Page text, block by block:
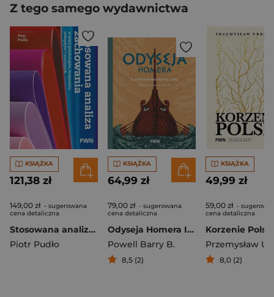
Z tego samego wydawnictwa
KSIĄŻKA
121,38 zł
149,00 zł - sugerowana
cena detaliczna
Stosowana analiza zachowania w pracy psychologów, terapeutów, pedagogów i nauczycieli
Piotr Pudło
KSIĄŻKA
64,99 zł
79,00 zł - sugerowana
cena detaliczna
Odyseja Homera Ilustrowany retelling
Powell Barry B.
8,5 (2)
KSIĄŻKA
49,99 zł
59,00 zł -
cena detaliczna
8,0 (2)